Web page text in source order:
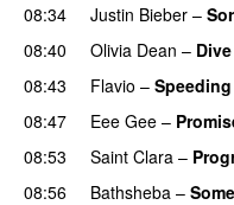
08:34
Justin Bieber –
08:40
Olivia Dean – Dive
08:43 Flavio – Speeding
08:47
Eee Gee –
08:53
Saint Clara –
08:56
Bathsheba –